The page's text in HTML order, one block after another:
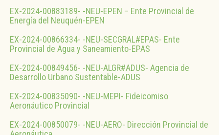
EX-2024-00883189- -NEU-EPEN – Ente Provincial de
Energía del Neuquén-EPEN
EX-2024-00866334- -NEU-SECGRAL#EPAS- Ente
Provincial de Agua y Saneamiento-EPAS
EX-2024-00849456- -NEU-ALGR#ADUS- Agencia de
Desarrollo Urbano Sustentable-ADUS
EX-2024-00835090- -NEU-MEPI- Fideicomiso
Aeronáutico Provincial
EX-2024-00850079- -NEU-AERO- Dirección Provincial de